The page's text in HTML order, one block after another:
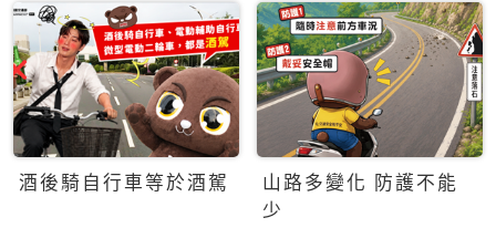
酒後騎自行車等於酒駕
山路多變化 防護不能
少